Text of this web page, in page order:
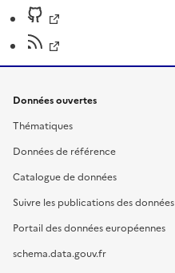
Données ouvertes
Thématiques
Données de référence
Catalogue de données
Suivre les publications des données
Portail des données européennes
schema.data.gouv.fr